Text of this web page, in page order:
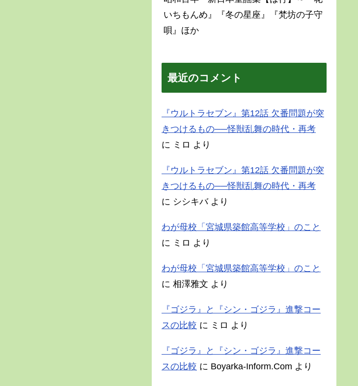
いちもんめ』『冬の星座』『梵坊の子守
唄』ほか
最近のコメント
『ウルトラセブン』第12話 欠番問題が突
きつけるもの──怪獣乱舞の時代・再考
に ミロ より
『ウルトラセブン』第12話 欠番問題が突
きつけるもの──怪獣乱舞の時代・再考
に シシキバより
わが母校「宮城県築館高等学校」のこと
に ミロ より
わが母校「宮城県築館高等学校」のこと
に 相澤雅文 より
『ゴジラ』と『シン・ゴジラ』進撃コー
スの比較 に ミロ より
『ゴジラ』と『シン・ゴジラ』進撃コー
スの比較 に Boyarka-Inform.Com より